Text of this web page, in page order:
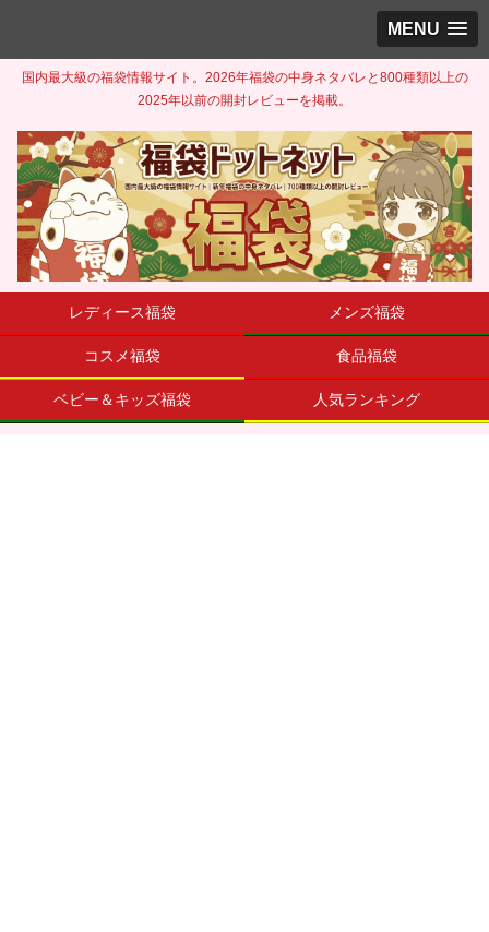
MENU
国内最大級の福袋情報サイト。2026年福袋の中身ネタバレと800種類以上の
2025年以前の開封レビューを掲載。
レディース福袋 メンズ福袋
コスメ福袋 食品福袋
ベビー＆キッズ福袋 人気ランキング